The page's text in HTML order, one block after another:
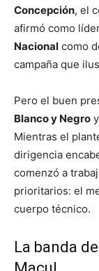
Concepción, el
afirmó como
Nacional como
campaña que
Pero el buen
Blanco y Negro
Mientras el
dirigencia
comenzó a
prioritarios: el
cuerpo técnico.
La banda